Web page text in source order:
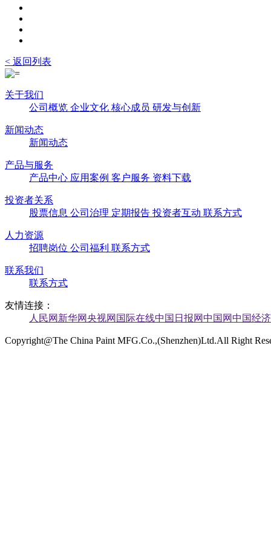
< 返回列表
关于我们
公司概览 企业文化 核心成员 研发与创新
新闻动态
新闻动态
产品与服务
产品中心 应用案例 客户服务 资料下载
投资者关系
股票信息 公司治理 定期报告 投资者互动 联系方式
人力资源
招聘岗位 公司福利 联系方式
联系我们
联系方式
友情连接：
人民网 新华网央视网 国际在线中国日报网中国网中国经
Copyright@The China Paint MFG.Co.,(Shenzhen)Ltd.All Right